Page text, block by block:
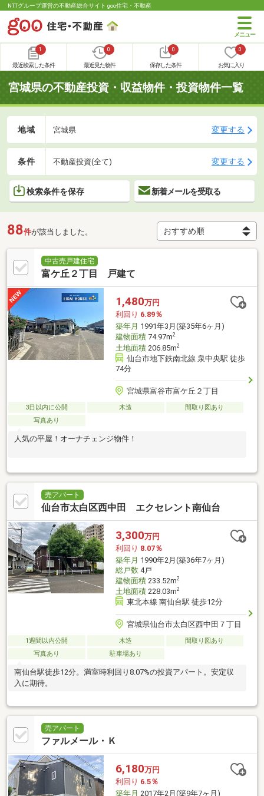
NTTグループ運営の不動産総合サイト goo住宅・不動産
1
最近検索した条件
0
最近見た物件
0
保存した条件
0
お気に入り
宮城県の不動産投資・収益物件・投資物件一覧
地域 宮城県 変更する
条件 不動産投資(全て) 変更する
検索条件を保存 新着メールを受取る
88件が該当しました。
中古売戸建住宅
富ケ丘２丁目 戸建て
1,480万円
利回り 6.89％
築年月 1991年3月(築35年6ヶ月)
建物面積74.97m2
土地面積206.85m2
仙台市地下鉄南北線 泉中央駅 徒歩
74分
宮城県富谷市富ケ丘２丁目
3日以内に公開 木造
間取り図あり
写真あり
人気の平屋！オーナチェンジ物件！
売アパート
仙台市太白区西中田 エクセレント南仙台
3,300万円
利回り 8.07％
築年月 1990年2月(築36年7ヶ月)
総戸数4戸
建物面積233.52m2
土地面積228.03m2
東北本線 南仙台駅 徒歩12分
宮城県仙台市太白区西中田７丁目
1週間以内公開 木造
間取り図あり
写真あり
駐車場あり
南仙台駅徒歩12分。満室時利回り8.07%の投資アパート。安定収
入に期待。
売アパート
ファルメール・Ｋ
6,180万円
利回り 6.5％
築年月 2017年2月(築9年7ヶ月)